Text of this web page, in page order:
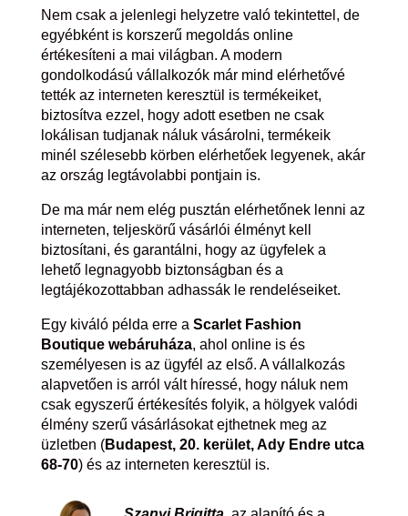
Nem csak a jelenlegi helyzetre való tekintettel, de
egyébként is korszerű megoldás online
értékesíteni a mai világban. A modern
gondolkodású vállalkozók már mind elérhetővé
tették az interneten keresztül is termékeiket,
biztosítva ezzel, hogy adott esetben ne csak
lokálisan tudjanak náluk vásárolni, termékeik
minél szélesebb körben elérhetőek legyenek, akár
az ország legtávolabbi pontjain is.
De ma már nem elég pusztán elérhetőnek lenni az
interneten, teljeskörű vásárlói élményt kell
biztosítani, és garantálni, hogy az ügyfelek a
lehető legnagyobb biztonságban és a
legtájékozottabban adhassák le rendeléseiket.
Egy kiváló példa erre a Scarlet Fashion
Boutique webáruháza, ahol online is és
személyesen is az ügyfél az első. A vállalkozás
alapvetően is arról vált híressé, hogy náluk nem
csak egyszerű értékesítés folyik, a hölgyek valódi
élmény szerű vásárlásokat ejthetnek meg az
üzletben (Budapest, 20. kerület, Ady Endre utca
68-70) és az interneten keresztül is.